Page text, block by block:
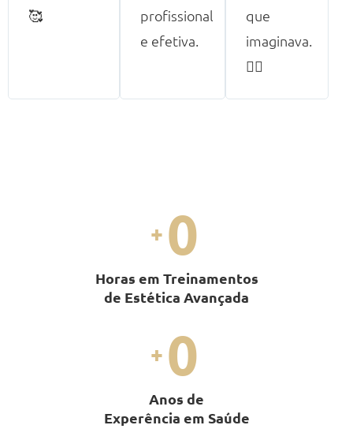
🥰
profissional
e efetiva.
que
imaginava.
👍🏻
+ 0
Horas em Treinamentos
de Estética Avançada
+ 0
Anos de
Experência em Saúde